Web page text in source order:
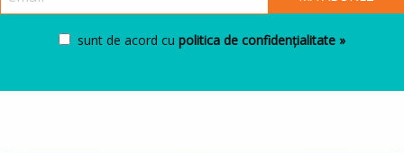
sunt de acord cu politica de confidențialitate »